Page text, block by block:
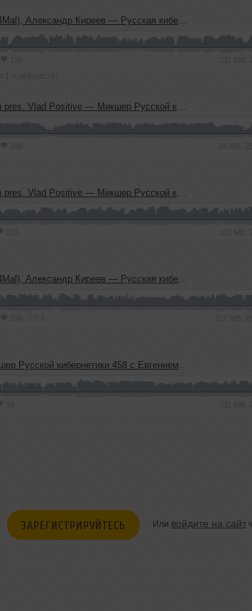
Киреев — Русская кибернетика 725 (22.07.2026)
кибернетики 459, Part 2, с Евгением Сваловым (4Mal) и Александром Киреевым (15.07.2026)
кибернетики 459, Part 1, с Евгением Сваловым (4Mal) и Александром Киреевым (15.07.2026)
Киреев — Русская кибернетика 724 (08.07.2026)
458 с Евгением Сваловым (4Mal) и Александром Киреевым (08.07.2026)
ЗАРЕГИСТРИРУЙТЕСЬ Или войдите на сайт